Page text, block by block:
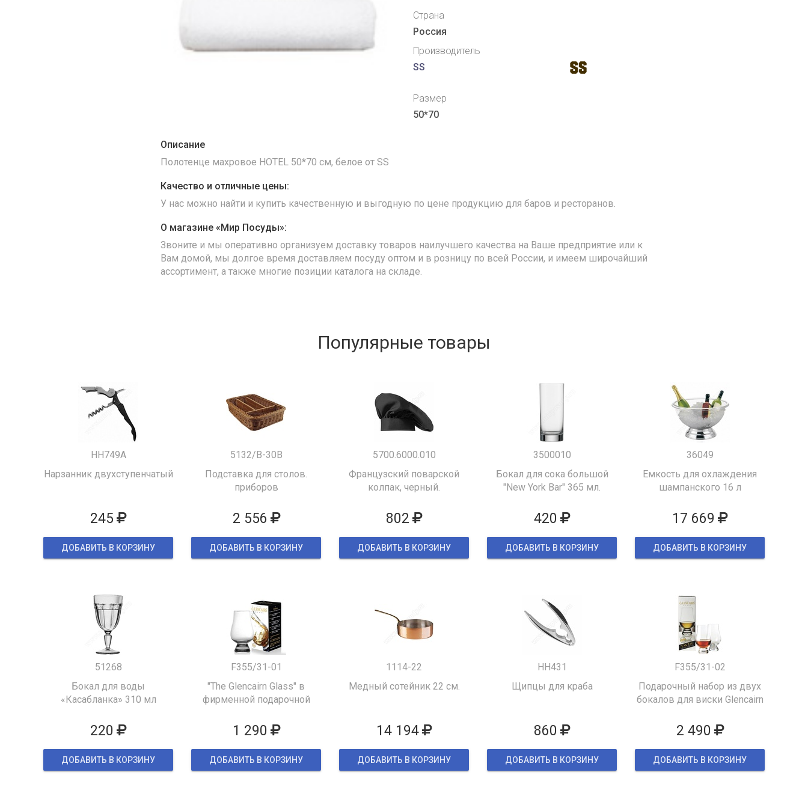
Страна
Россия
Производитель
SS
Размер
50*70
Описание
Полотенце махровое HOTEL 50*70 см, белое от SS
Качество и отличные цены:
У нас можно найти и купить качественную и выгодную по цене продукцию для баров и ресторанов.
О магазине «Мир Посуды»:
Звоните и мы оперативно организуем доставку товаров наилучшего качества на Ваше предприятие или к
Вам домой, мы долгое время доставляем посуду оптом и в розницу по всей России, и имеем широчайший
ассортимент, а также многие позиции каталога на складе.
Популярные товары
HH749A
Нарзанник двухступенчатый
245
ДОБАВИТЬ В КОРЗИНУ
5132/B-30B
Подставка для столов.
приборов
2 556
ДОБАВИТЬ В КОРЗИНУ
5700.6000.010
Французский поварской
колпак, черный.
802
ДОБАВИТЬ В КОРЗИНУ
3500010
Бокал для сока большой
"New York Bar" 365 мл.
420
ДОБАВИТЬ В КОРЗИНУ
36049
Емкость для охлаждения
шампанского 16 л
17 669
ДОБАВИТЬ В КОРЗИНУ
51268
Бокал для воды
«Касабланка» 310 мл
220
ДОБАВИТЬ В КОРЗИНУ
F355/31-01
"The Glencairn Glass" в
фирменной подарочной
1 290
ДОБАВИТЬ В КОРЗИНУ
1114-22
Медный сотейник 22 см.
14 194
ДОБАВИТЬ В КОРЗИНУ
HH431
Щипцы для краба
860
ДОБАВИТЬ В КОРЗИНУ
F355/31-02
Подарочный набор из двух
бокалов для виски Glencairn
2 490
ДОБАВИТЬ В КОРЗИНУ